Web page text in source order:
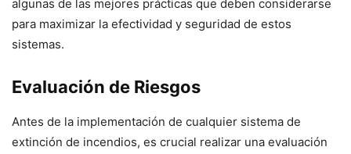
algunas de las mejores prácticas que deben considerarse
para maximizar la efectividad y seguridad de estos
sistemas.
Evaluación de Riesgos
Antes de la implementación de cualquier sistema de
extinción de incendios, es crucial realizar una evaluación